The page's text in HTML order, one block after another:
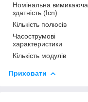
Номінальна вимикаюча
здатність (Icn)
Кількість полюсів
Часострумові
характеристики
Кількість модулів
Приховати